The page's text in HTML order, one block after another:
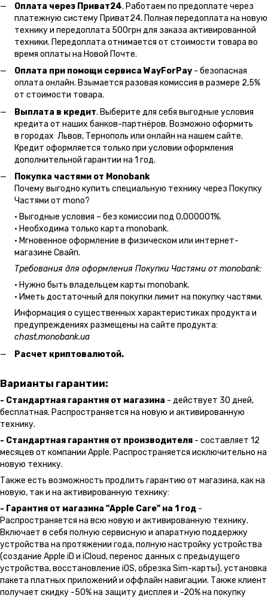
Оплата через Приват24. Работаем по предоплате через
платежную систему Приват24. Полная передоплата на новую
технику и передоплата 500грн для заказа активированной
техники. Передоплата отнимается от стоимости товара во
время оплаты на Новой Почте.
Оплата при помощи сервиса WayForPay - безопасная
оплата онлайн. Взымается разовая комиссия в размере 2,5%
от стоимости товара.
Выплата в кредит. Выберите для себя выгодные условия
кредита от наших банков-партнёров. Возможно оформить
в городах Львов, Тернополь или онлайн на нашем сайте.
Кредит оформляется только при условии оформления
дополнительной гарантии на 1 год.
Покупка частями от Monobank
Почему выгодно купить специальную технику через Покупку
Частями от mono?
• Выгодные условия – без комиссии под 0,000001%.
• Необходима только карта monobank.
• Мгновенное оформление в физическом или интернет-
магазине Cвайп.
Требования для оформления Покупки Частями от monobank:
• Нужно быть владельцем карты monobank.
• Иметь достаточный для покупки лимит на покупку частями.
Информация о существенных характеристиках продукта и
предупреждениях размещены на сайте продукта:
chast.monobank.ua
Расчет криптовалютой.
Варианты гарантии:
- Стандартная гарантия от магазина - действует 30 дней,
бесплатная. Распространяется на новую и активированную
технику.
- Стандартная гарантия от производителя - составляет 12
месяцев от компании Apple. Распространяется исключительно на
новую технику.
Также есть возможность продлить гарантию от магазина, как на
новую, так и на активированную технику:
- Гарантия от магазина "Apple Care" на 1 год -
Распространяется на всю новую и активированную технику.
Включает в себя полную сервисную и апаратную поддержку
устройства на протяжении года, полную настройку устройства
(создание Apple iD и iCloud, перенос данных с предыдущего
устройства, восстановление iOS, обрезка Sim-карты), установка
пакета платных приложений и оффлайн навигации. Также клиент
получает скидку -50% на защиту дисплея и -20% на покупку